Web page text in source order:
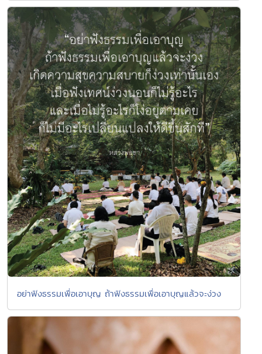
อย่าฟังธรรมเพื่อเอาบุญ ถ้าฟังธรรมเพื่อเอาบุญแล้วจะง่วง